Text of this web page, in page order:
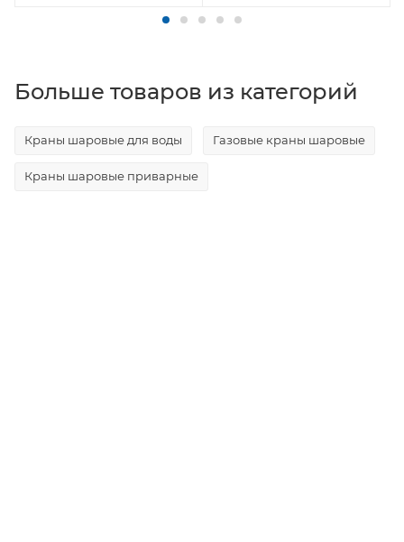
Больше товаров из категорий
Краны шаровые для воды Газовые краны шаровые
Краны шаровые приварные